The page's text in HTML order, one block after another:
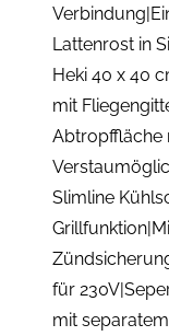
Lattenrost in
Heki 40 x 40
mit
Abtropffläche
Slimline
für
mit